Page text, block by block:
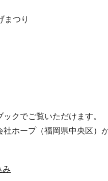
まつり
クでご覧いただけます。
ホープ（福岡県中央区）
み